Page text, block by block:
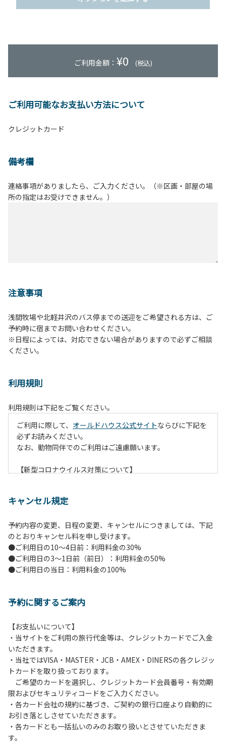
ご利用金額： ¥0 (税込)
ご利用可能なお支払い方法について
クレジットカード
備考欄
連絡事項がありましたら、ご入力ください。（※区画・部屋の場
所の指定はお受けできません。）
注意事項
浅間牧場や北軽井沢のバス停までの送迎をご希望される方は、ご
予約時に宿までお問い合わせください。
※日程によっては、対応できない場合がありますので必ずご相談
ください。
利用規則
利用規則は下記をご覧ください。
ご利用に際して、 オールドハウス公式サイトならびに下記を
必ずお読みください。
なお、動物同伴でのご利用はご遠慮願います。
【新型コロナウイルス対策について】
また、今後の状況次第で変わる場合がありますのでご了承く
【ペンションでの取り組み】
・お食事は席数を減らしソーシャルディスタンスを確保して
のお食事。
・お食事は18時と19時の2回に分けて行います。（ご希望の
・玄関、食堂に手指の消毒スプレーを設置。
・定期的な施設の消毒。
・スタッフの体調管理、健康チェックの徹底。
・使い捨てスリッパをご用意しております。
・施設内の換気。
※食事中は窓を開けて換気をさせていただく場合がございま
す。また、山の上なので朝晩は冷えます。服装は１枚多めに
ご用意ください。
【お客様へお願い】
・パブリックスペースでは、食事中以外はマスクの着用をお
キャンセル規定
予約内容の変更、日程の変更、キャンセルにつきましては、下記
のとおりキャンセル料を申し受けます。
●ご利用日の10～4日前：利用料金の30%
●ご利用日の3～1日前（前日）：利用料金の50%
●ご利用日の当日：利用料金の100%
予約に関するご案内
【お支払いについて】
・当サイトをご利用の旅行代金等は、クレジットカードでご入金
いただきます。
・当社ではVISA・MASTER・JCB・AMEX・DINERSの各クレジッ
トカードを取り扱っております。
ご希望のカードを選択し、クレジットカード会員番号・有効期
限およびセキュリティコードをご入力ください。
・各カード会社の規約に基づき、ご契約の銀行口座より自動的に
お引き落としさせていただきます。
・各カードとも一括払いのみのお取り扱いとさせていただきま
す。